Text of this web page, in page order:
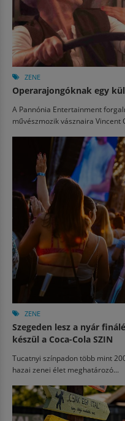
ZENE
Operarajongóknak egy
A Pannónia Entertainment
művészmozik vásznaira Vincent
ZENE
Szegeden lesz a nyár
készül a Coca-Cola SZIN
Tucatnyi színpadon több mint
hazai zenei élet meghatározó...